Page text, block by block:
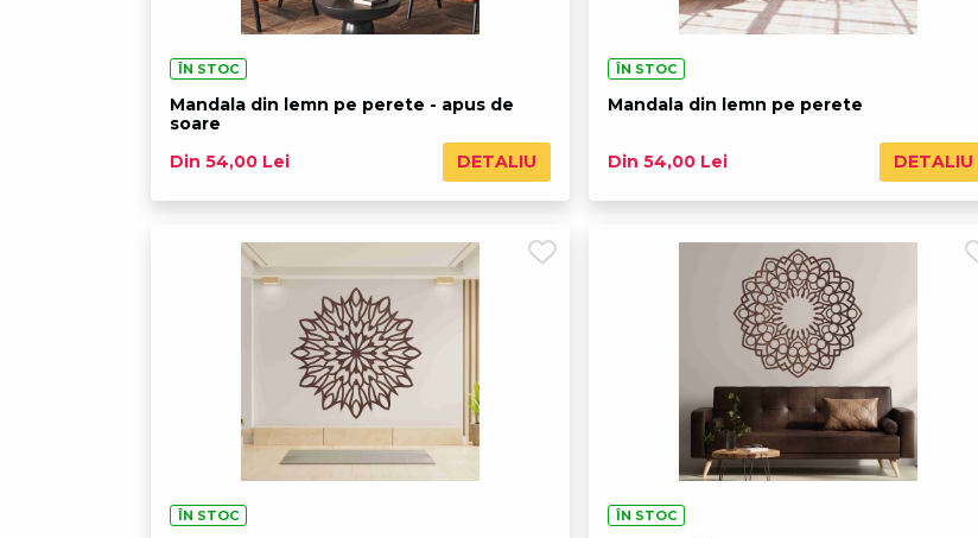
ÎN STOC
Mandala din lemn pe perete - apus de
soare
Din 54,00 Lei
DETALIU
ÎN STOC
Mandala din lemn pe perete
Din 54,00 Lei DETALIU
ÎN STOC ÎN STOC